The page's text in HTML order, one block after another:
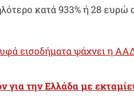
κατά 933% ή 28 ευρώ
εισοδήματα ψάχνει η
για την Ελλάδα με